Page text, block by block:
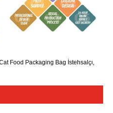
Food Packaging Bag İstehsalçı,